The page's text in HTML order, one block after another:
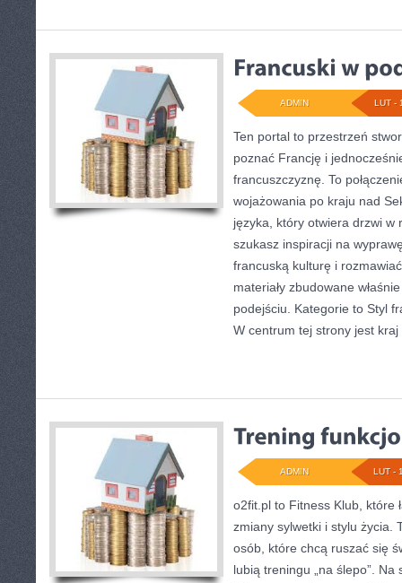
LUT -
ADMIN
Ten portal to przestrzeń
poznać Francję i
francuszczyznę. To
wojażowania po kraju nad
języka, który otwiera drzwi w
szukasz inspiracji na
francuską kulturę i
materiały zbudowane
podejściu. Kategorie to Styl
W centrum tej strony jest kraj
LUT -
ADMIN
o2fit.pl to Fitness Klub, które
zmiany sylwetki i stylu życia.
osób, które chcą ruszać się
lubią treningu „na ślepo”.